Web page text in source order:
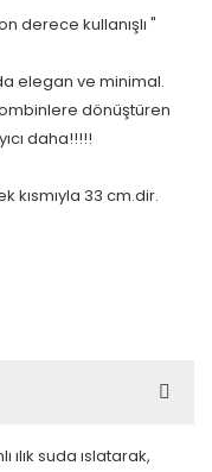
derece kullanışlı "
elegan ve minimal.
dönüştüren
daha!!!!!
kısmıyla 33 cm.dir.
ılık suda ıslatarak,